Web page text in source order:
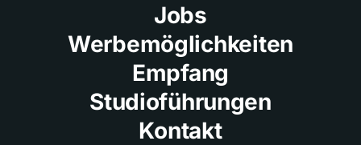
Jobs
Werbemöglichkeiten
Empfang
Studioführungen
Kontakt